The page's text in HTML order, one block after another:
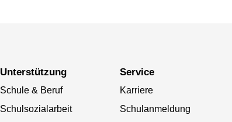
Unterstützung
Schule & Beruf
Schulsozialarbeit
Service
Karriere
Schulanmeldung